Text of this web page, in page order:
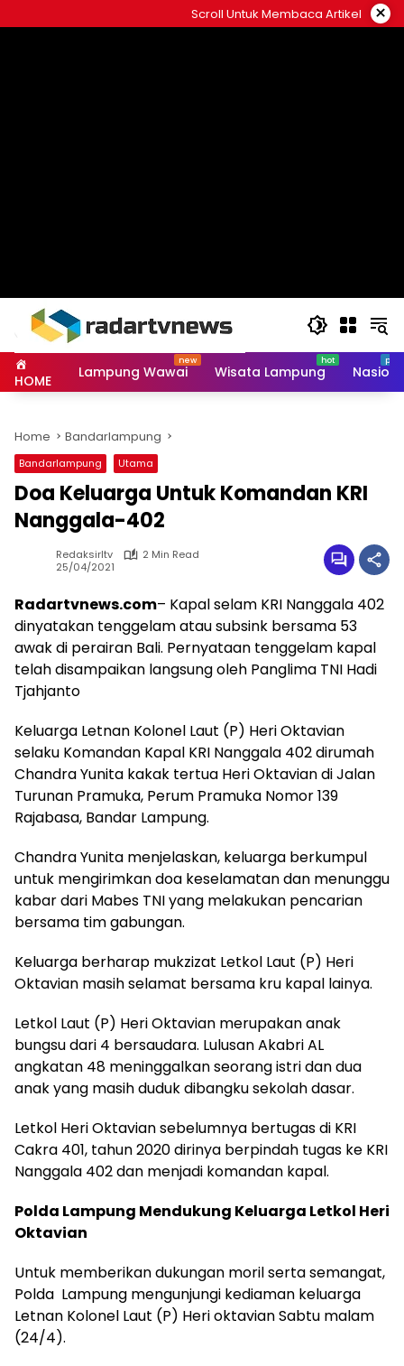
to
Scroll Untuk Membaca Artikel ×
HOME Lampung Wawai Wisata Lampung
Home Bandarlampung
Bandarlampung Utama
Doa Keluarga Untuk Komandan KRI
Nanggala-402
Redaksirltv
2 Min Read
25/04/2021
Radartvnews.com– Kapal selam KRI Nanggala 402
dinyatakan tenggelam atau subsink bersama 53
awak di perairan Bali. Pernyataan tenggelam kapal
telah disampaikan langsung oleh Panglima TNI Hadi
Tjahjanto
Keluarga Letnan Kolonel Laut (P) Heri Oktavian
selaku Komandan Kapal KRI Nanggala 402 dirumah
Chandra Yunita kakak tertua Heri Oktavian di Jalan
Turunan Pramuka, Perum Pramuka Nomor 139
Rajabasa, Bandar Lampung.
Chandra Yunita menjelaskan, keluarga berkumpul
untuk mengirimkan doa keselamatan dan menunggu
kabar dari Mabes TNI yang melakukan pencarian
bersama tim gabungan.
Keluarga berharap mukzizat Letkol Laut (P) Heri
Oktavian masih selamat bersama kru kapal lainya.
Letkol Laut (P) Heri Oktavian merupakan anak
bungsu dari 4 bersaudara. Lulusan Akabri AL
angkatan 48 meninggalkan seorang istri dan dua
anak yang masih duduk dibangku sekolah dasar.
Letkol Heri Oktavian sebelumnya bertugas di KRI
Cakra 401, tahun 2020 dirinya berpindah tugas ke KRI
Nanggala 402 dan menjadi komandan kapal.
Polda Lampung Mendukung Keluarga Letkol Heri
Oktavian
Untuk memberikan dukungan moril serta semangat,
Polda Lampung mengunjungi kediaman keluarga
Letnan Kolonel Laut (P) Heri oktavian Sabtu malam
(24/4).